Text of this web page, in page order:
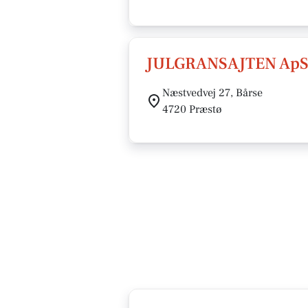
JULGRANSAJTEN ApS
Næstvedvej 27, Bårse
4720 Præstø